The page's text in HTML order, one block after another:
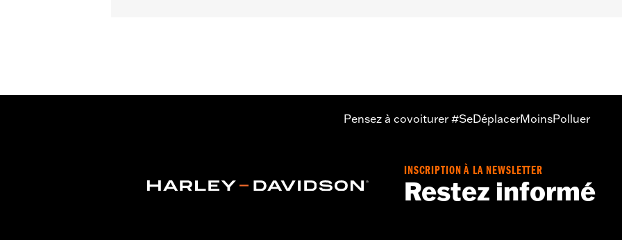
Pensez à covoiturer #SeDéplacerMoinsPolluer
INSCRIPTION À LA NEWSLETTER
Restez informé